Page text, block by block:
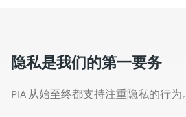
隐私是我们的第一要务
PIA 从始至终都支持注重隐私的行为。